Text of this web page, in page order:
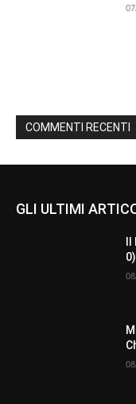
COMMENTI RECENTI
GLI ULTIMI
Il
0)